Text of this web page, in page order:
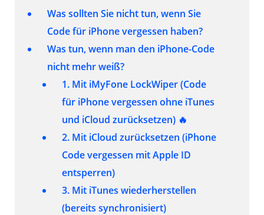
Was sollten Sie nicht tun, wenn Sie
Code für iPhone vergessen haben?
Was tun, wenn man den iPhone-Code
nicht mehr weiß?
1. Mit iMyFone LockWiper (Code
für iPhone vergessen ohne iTunes
und iCloud zurücksetzen) 🔥
2. Mit iCloud zurücksetzen (iPhone
Code vergessen mit Apple ID
entsperren)
3. Mit iTunes wiederherstellen
(bereits synchronisiert)